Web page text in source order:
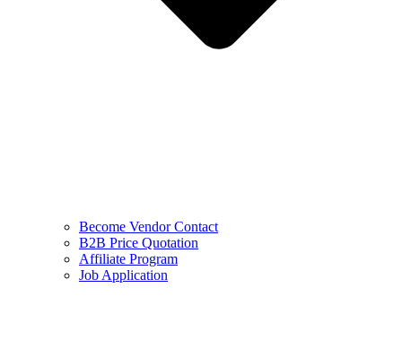
Become Vendor Contact
B2B Price Quotation
Affiliate Program
Job Application